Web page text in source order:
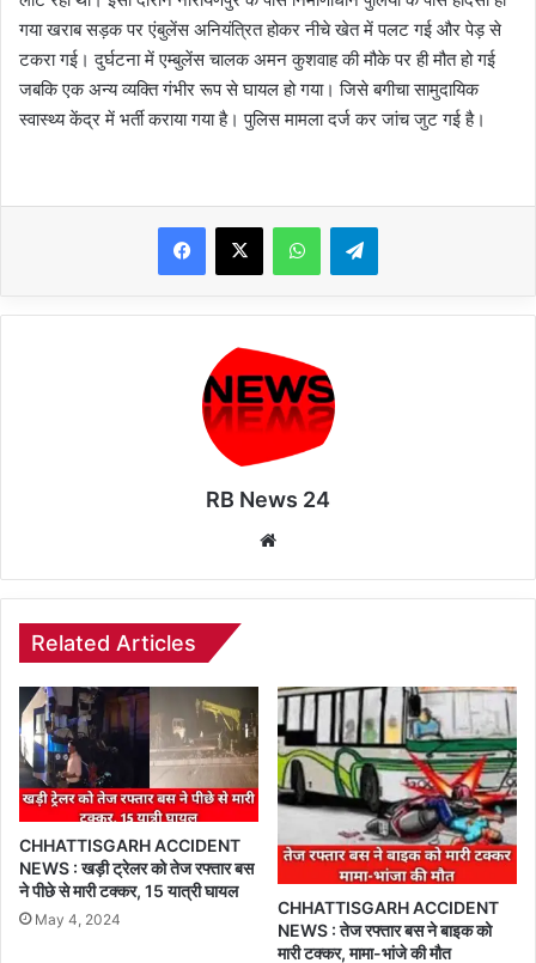
गया खराब सड़क पर एंबुलेंस अनियंत्रित होकर नीचे खेत में पलट गई और पेड़ से
टकरा गई। दुर्घटना में एम्बुलेंस चालक अमन कुशवाह की मौके पर ही मौत हो गई
जबकि एक अन्य व्यक्ति गंभीर रूप से घायल हो गया। जिसे बगीचा सामुदायिक
स्वास्थ्य केंद्र में भर्ती कराया गया है। पुलिस मामला दर्ज कर जांच जुट गई है।
WhatsAppTelegram
RB News 24
Related Articles
CHHATTISGARH ACCIDENT
NEWS : खड़ी ट्रेलर को तेज रफ्तार बस
ने पीछे से मारी टक्कर, 15 यात्री घायल
May 4, 2024
CHHATTISGARH ACCIDENT
NEWS : तेज रफ्तार बस ने बाइक को
मारी टक्कर, मामा-भांजे की मौत